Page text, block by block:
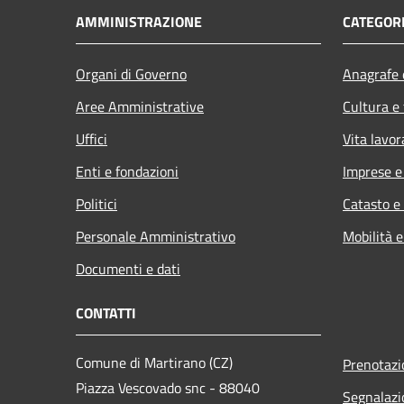
AMMINISTRAZIONE
Organi di Governo
Aree Amministrative
Uffici
Enti e fondazioni
Politici
Personale Amministrativo
Documenti e dati
Cultura
Vita
Imprese
Catasto
Mobilità
CONTATTI
Comune di Martirano (CZ)
Piazza Vescovado snc - 88040